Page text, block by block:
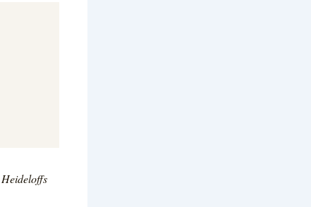
Heideloffs